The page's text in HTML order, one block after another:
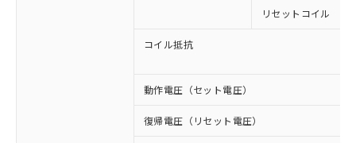
リセットコイル
コイル抵抗
動作電圧（セット電圧）
復帰電圧（リセット電圧）